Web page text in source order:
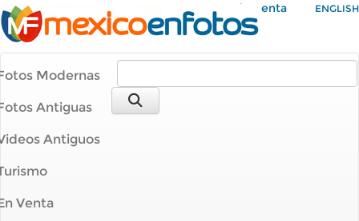
Mi Cuenta ENGLISH
Modernas
Antiguas
Antiguos
Venta